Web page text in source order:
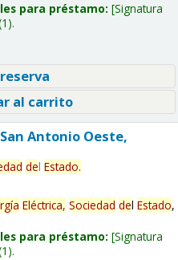
para préstamo: Signatura
al carrito
Antonio Oeste,
del Estado.
Eléctrica, Sociedad del Estado,
para préstamo: Signatura